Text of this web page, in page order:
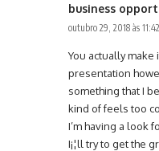
business
outubro 29, 2018 às
You actually
presentation
something that I
kind of feels too
I’m having a look
I¡¦ll try to get the